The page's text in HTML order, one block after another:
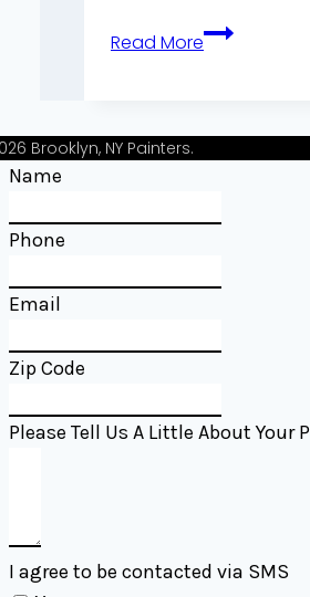
Read MoreWhat
Client
Ar
Usable
betman.com
Play
Claim
Brooklyn, NY Painters.
Name
Phone
Email
Zip Code
Please Tell Us A Little About Your
I agree to be contacted via SMS